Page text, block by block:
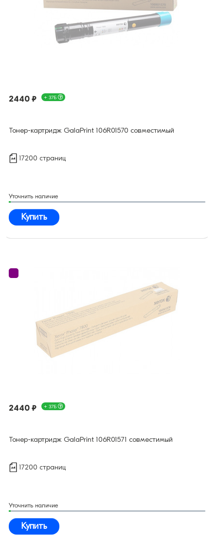
2440 ₽ + 37Б
Тонер-картридж GalaPrint 106R01570 совместимый
17200 страниц
Уточнить наличие
Купить
2440 ₽ + 37Б
Тонер-картридж GalaPrint 106R01571 совместимый
17200 страниц
Уточнить наличие
Купить